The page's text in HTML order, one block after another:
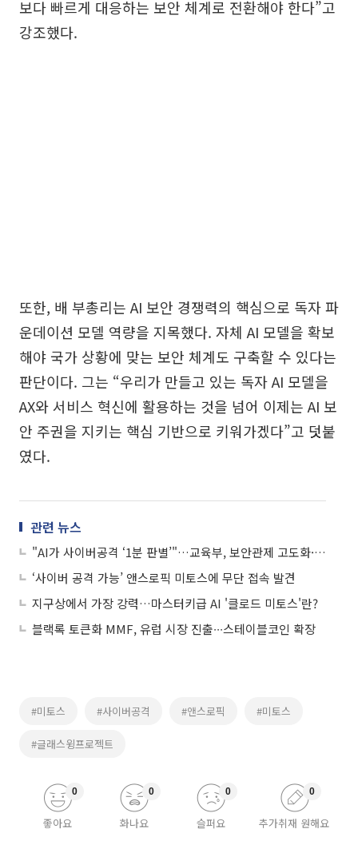
보다 빠르게 대응하는 보안 체계로 전환해야 한다”고
강조했다.
또한, 배 부총리는 AI 보안 경쟁력의 핵심으로 독자 파
운데이션 모델 역량을 지목했다. 자체 AI 모델을 확보
해야 국가 상황에 맞는 보안 체계도 구축할 수 있다는
판단이다. 그는 “우리가 만들고 있는 독자 AI 모델을
AX와 서비스 혁신에 활용하는 것을 넘어 이제는 AI 보
안 주권을 지키는 핵심 기반으로 키워가겠다”고 덧붙
였다.
관련 뉴스
"AI가 사이버공격 ‘1분 판별’"…교육부, 보안관제 고도화·센터 개소
‘사이버 공격 가능’ 앤스로픽 미토스에 무단 접속 발견
지구상에서 가장 강력…마스터키급 AI '클로드 미토스'란?
블랙록 토큰화 MMF, 유럽 시장 진출∙∙∙스테이블코인 확장
#미토스 #사이버공격 #앤스로픽 #미토스
#글래스윙프로젝트
좋아요
0
화나요
0
슬퍼요
0
추가취재 원해요
0